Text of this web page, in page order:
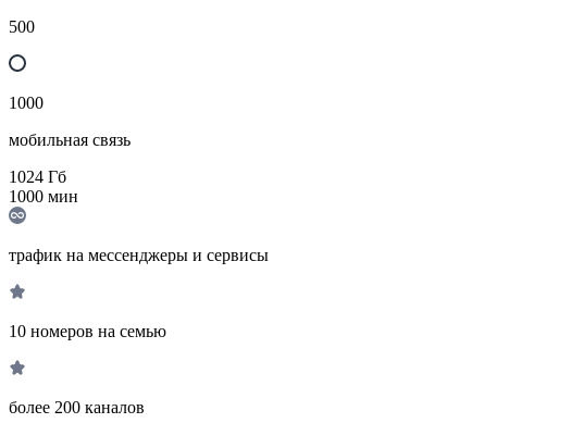
500
1000
мобильная связь
1024 Гб
1000 мин
трафик на мессенджеры и сервисы
10 номеров на семью
более 200 каналов